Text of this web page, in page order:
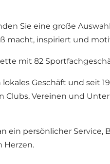
Sie eine große
macht, inspiriert und
mit 82
Geschäft und seit
Clubs, Vereinen und
ein persönlicher
Herzen.